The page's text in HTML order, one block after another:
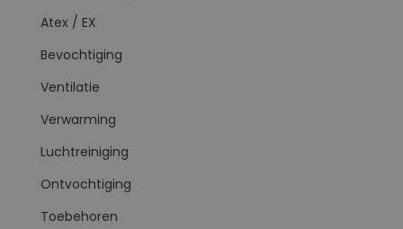
Atex / EX
Bevochtiging
Ventilatie
Verwarming
Luchtreiniging
Ontvochtiging
Toebehoren